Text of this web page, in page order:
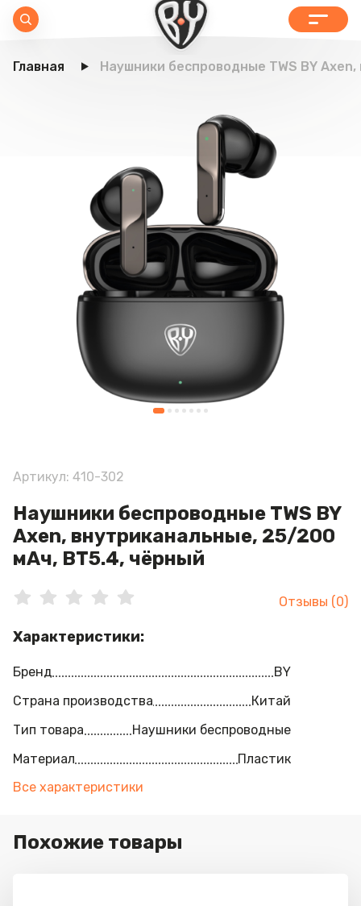
Главная Наушники беспроводные TWS BY
Артикул: 410-302
Наушники беспроводные TWS BY
Axen, внутриканальные, 25/200
мАч, BT5.4, чёрный
Отзывы (0)
Характеристики:
Бренд
BY
Страна производства
Китай
Тип товара
Наушники беспроводные
Материал
Пластик
Все характеристики
Похожие товары